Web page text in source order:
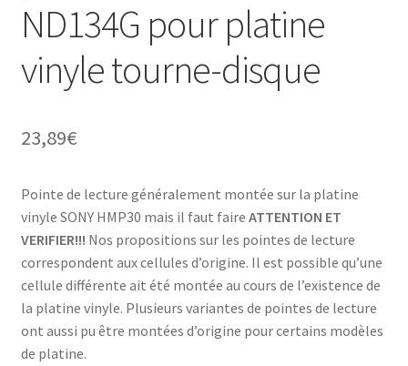
ND134G pour platine
vinyle tourne-disque
23,89€
Pointe de lecture généralement montée sur la platine
vinyle SONY HMP30 mais il faut faire ATTENTION ET
VERIFIER!!! Nos propositions sur les pointes de lecture
correspondent aux cellules d’origine. Il est possible qu’une
cellule différente ait été montée au cours de l’existence de
la platine vinyle. Plusieurs variantes de pointes de lecture
ont aussi pu être montées d’origine pour certains modèles
de platine.